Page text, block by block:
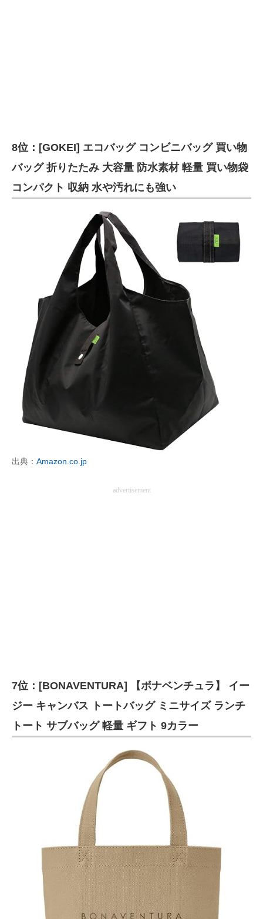
8位：[GOKEI] エコバッグ コンビニバッグ 買い物
バッグ 折りたたみ 大容量 防水素材 軽量 買い物袋
コンパクト 収納 水や汚れにも強い
出典： Amazon.co.jp
advertisement
7位：[BONAVENTURA] 【ボナベンチュラ】 イー
ジー キャンバス トートバッグ ミニサイズ ランチ
トート サブバッグ 軽量 ギフト 9カラー